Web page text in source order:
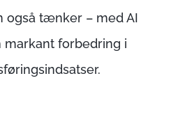
også tænker – med AI
markant forbedring i